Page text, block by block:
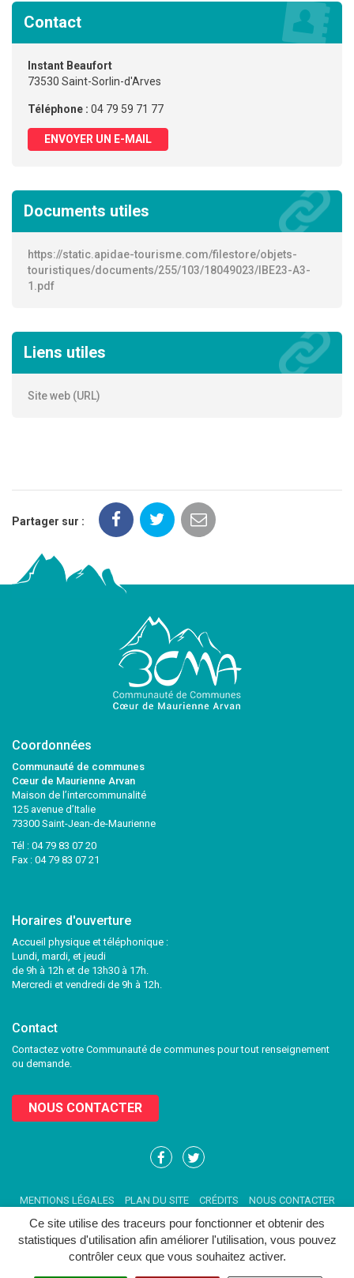
Ce site utilise des traceurs pour fonctionner et obtenir des
statistiques d'utilisation afin améliorer l'utilisation, vous pouvez
contrôler ceux que vous souhaitez activer.
Contact
Instant Beaufort
73530 Saint-Sorlin-d'Arves
Téléphone : 04 79 59 71 77
ENVOYER UN E-MAIL
Documents utiles
https://static.apidae-tourisme.com/filestore/objets-
touristiques/documents/255/103/18049023/IBE23-A3-
1.pdf
Liens utiles
Site web (URL)
Partager sur :
Coordonnées
Communauté de communes
Cœur de Maurienne Arvan
Maison de l’intercommunalité
125 avenue d’Italie
73300 Saint-Jean-de-Maurienne
Tél : 04 79 83 07 20
Fax : 04 79 83 07 21
Horaires d'ouverture
Accueil physique et téléphonique :
Lundi, mardi, et jeudi
de 9h à 12h et de 13h30 à 17h.
Mercredi et vendredi de 9h à 12h.
Contact
Contactez votre Communauté de communes pour tout renseignement
ou demande.
NOUS CONTACTER
Lien
compte
Facebook
Lien
compte
Twitter
MENTIONS LÉGALES PLAN DU SITE CRÉDITS NOUS CONTACTER